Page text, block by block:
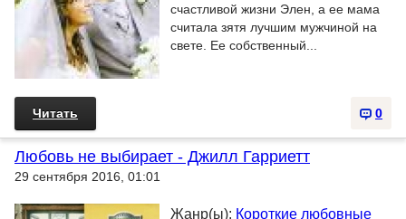
счастливой жизни Элен, а ее мама
считала зятя лучшим мужчиной на
свете. Ее собственный...
0
Читать
Любовь не выбирает - Джилл Гарриетт
29 сентября 2016, 01:01
Жанр(ы): Короткие любовные